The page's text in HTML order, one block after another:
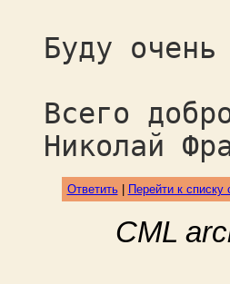
Буду
Всего
Николай
Ответить| Перейти к списку
CML